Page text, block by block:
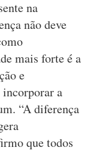
na
não deve
mais forte é a
e
incorporar a
“A diferença
que todos